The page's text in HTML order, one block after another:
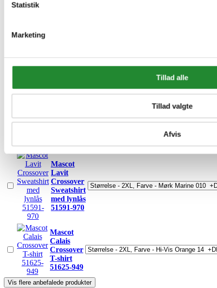
Statistik
Marketing
Tillad alle
Tillad valgte
Afvis
51589-970
Mascot
Hættetrøje
Mascot
Lavit
Crossover
Sweatshirt
med lynlås
51591-970
Mascot
Calais
Crossover
T-shirt
51625-949
Vis flere anbefalede produkter